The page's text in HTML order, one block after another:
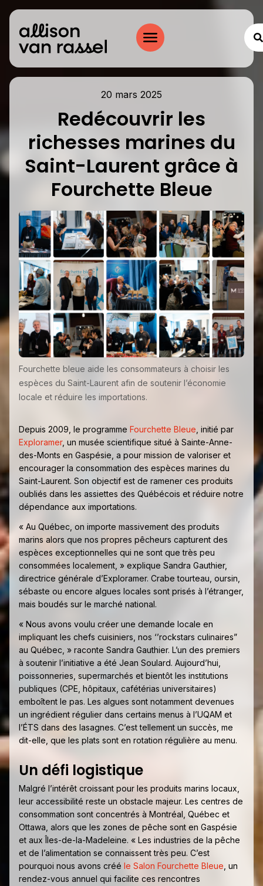
20 mars 2025
Redécouvrir les
richesses marines du
Saint-Laurent grâce à
Fourchette Bleue
Fourchette bleue aide les consommateurs à choisir les
espèces du Saint-Laurent afin de soutenir l’économie
locale et réduire les importations.
Depuis 2009, le programme Fourchette Bleue , initié par
Exploramer, un musée scientifique situé à Sainte-Anne-
des-Monts en Gaspésie, a pour mission de valoriser et
encourager la consommation des espèces marines du
Saint-Laurent. Son objectif est de ramener ces produits
oubliés dans les assiettes des Québécois et réduire notre
dépendance aux importations.
« Au Québec, on importe massivement des produits
marins alors que nos propres pêcheurs capturent des
espèces exceptionnelles qui ne sont que très peu
consommées localement, » explique Sandra Gauthier,
directrice générale d’Exploramer. Crabe tourteau, oursin,
sébaste ou encore algues locales sont prisés à l’étranger,
mais boudés sur le marché national.
« Nous avons voulu créer une demande locale en
impliquant les chefs cuisiniers, nos ‘’rockstars culinaires”
au Québec, » raconte Sandra Gauthier. L’un des premiers
à soutenir l’initiative a été Jean Soulard. Aujourd’hui,
poissonneries, supermarchés et bientôt les institutions
publiques (CPE, hôpitaux, cafétérias universitaires)
emboîtent le pas. Les algues sont notamment devenues
un ingrédient régulier dans certains menus à l’UQAM et
l’ÉTS dans des lasagnes. C’est tellement un succès, me
dit-elle, que les plats sont en rotation régulière au menu.
Un défi logistique
Malgré l’intérêt croissant pour les produits marins locaux,
leur accessibilité reste un obstacle majeur. Les centres de
consommation sont concentrés à Montréal, Québec et
Ottawa, alors que les zones de pêche sont en Gaspésie
et aux Îles-de-la-Madeleine. « Les industries de la pêche
et de l’alimentation se connaissent très peu. C’est
pourquoi nous avons créé le Salon Fourchette Bleue , un
rendez-vous annuel qui facilite ces rencontres